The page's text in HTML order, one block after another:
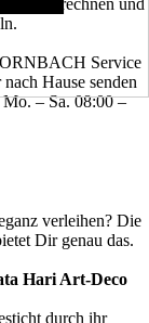
berechnen und
Service
Hause senden
– Sa. 08:00 –
verleihen? Die
Dir genau das.
Hari Art-Deco
durch ihr